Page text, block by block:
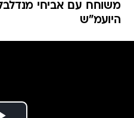
משוחח עם אביחי
היועמ"ש